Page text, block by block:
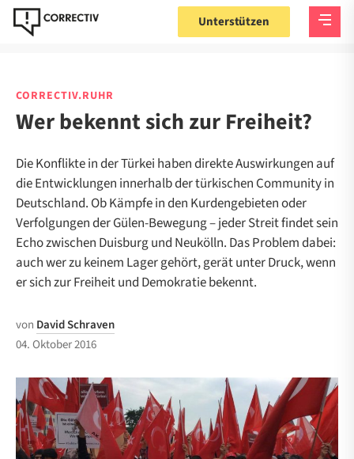
Unterstützen
CORRECTIV.RUHR
Wer bekennt sich zur Freiheit?
Die Konflikte in der Türkei haben direkte Auswirkungen auf
die Entwicklungen innerhalb der türkischen Community in
Deutschland. Ob Kämpfe in den Kurdengebieten oder
Verfolgungen der Gülen-Bewegung – jeder Streit findet sein
Echo zwischen Duisburg und Neukölln. Das Problem dabei:
auch wer zu keinem Lager gehört, gerät unter Druck, wenn
er sich zur Freiheit und Demokratie bekennt.
von David Schraven
04. Oktober 2016